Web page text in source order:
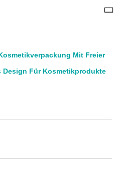
Mit Freier
Design Für Kosmetikprodukte